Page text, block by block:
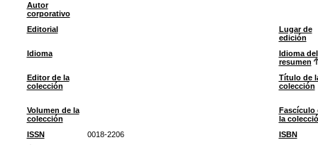
Autor
corporativo
Editorial
Lugar de
edición
Idioma
Idioma del
resumen
Editor de la
colección
Título de
colección
Volumen de la
colección
Fascículo
la
ISSN
0018-2206
ISBN